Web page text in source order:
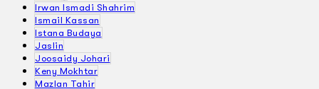
Irwan Ismadi Shahrim
Ismail Kassan
Istana Budaya
Jaslin
Joosaidy Johari
Keny Mokhtar
Mazlan Tahir